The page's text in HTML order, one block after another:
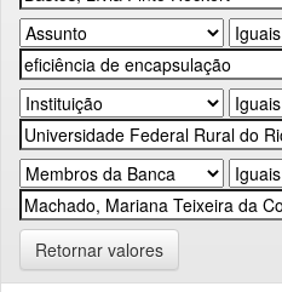
Retornar valores